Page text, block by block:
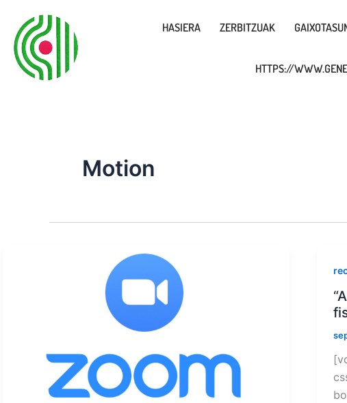
contenido
HASIERA ZERBITZUAK
HTTPS://
Motion